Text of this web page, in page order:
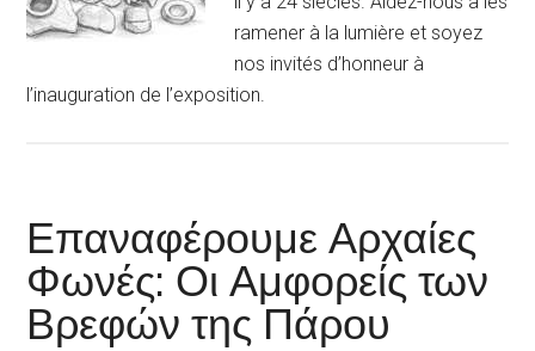
ramener à la lumière et soyez
nos invités d’honneur à
l’inauguration de l’exposition.
Επαναφέρουμε Αρχαίες
Φωνές: Οι Αμφορείς των
Βρεφών της Πάρου